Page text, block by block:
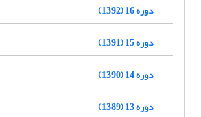
دوره 16 (1392)
دوره 15 (1391)
دوره 14 (1390)
دوره 13 (1389)